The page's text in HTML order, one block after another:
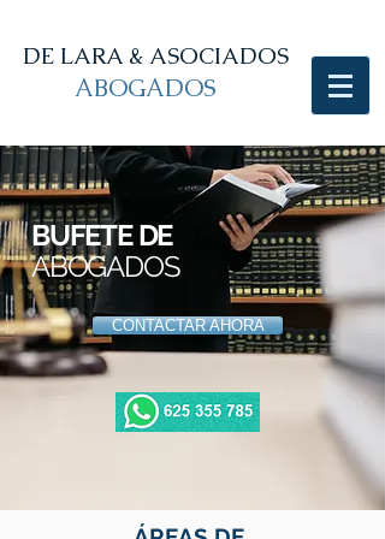
DE LARA & ASOCIADOS
ABOGADOS
BUFETE DE
ABOGADOS
CONTACTAR AHORA